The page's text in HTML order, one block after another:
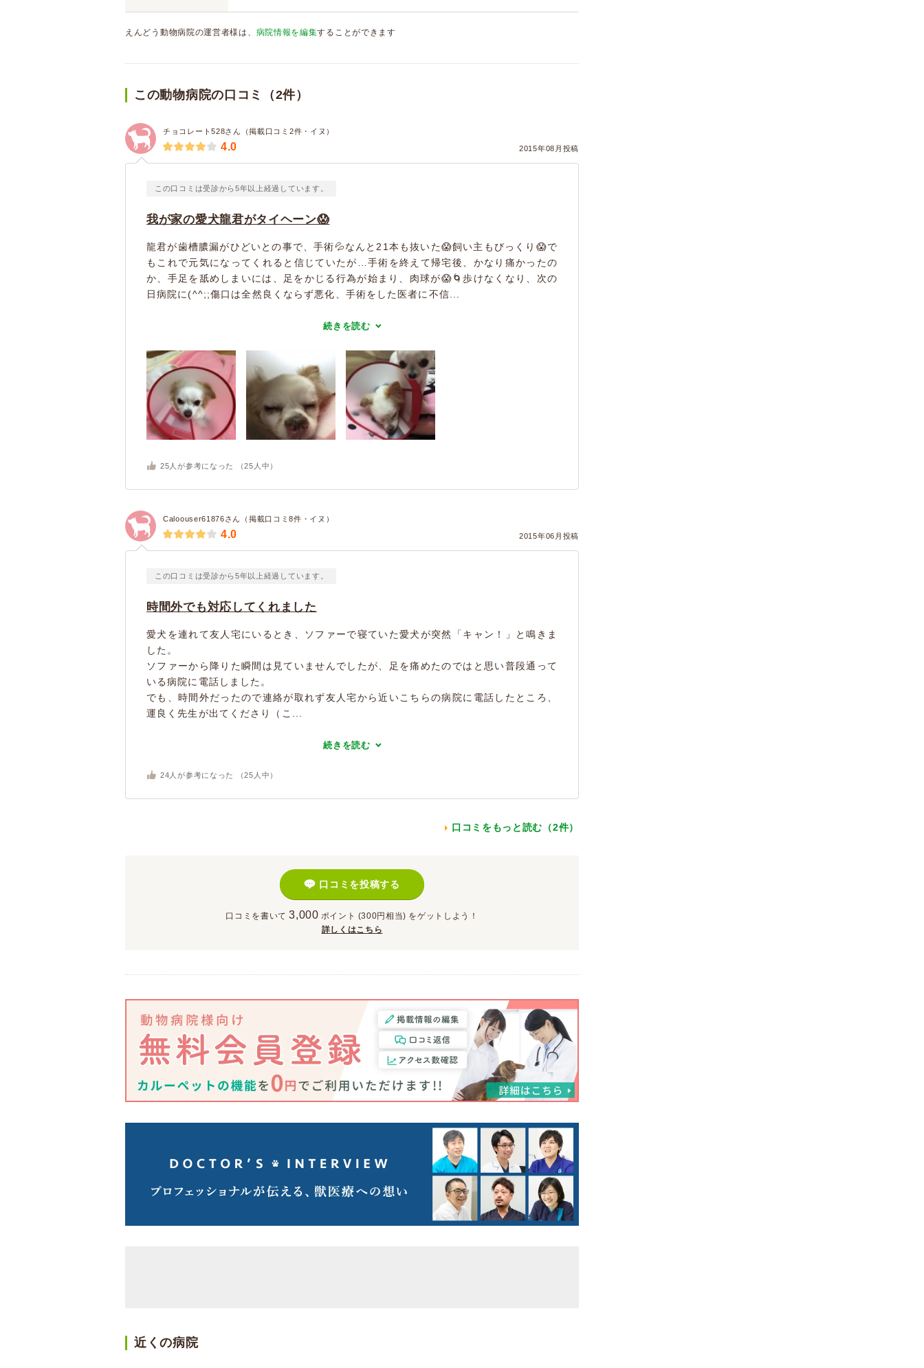
えんどう動物病院の運営者様は、 病院情報を編集することができます
この動物病院の口コミ（2件）
チョコレート528さん（掲載口コミ2件・イヌ）
2015年08月投稿
4.0
この口コミは受診から5年以上経過しています。
我が家の愛犬龍君がタイヘーン😱
龍君が歯槽膿漏がひどいとの事で、手術💦なんと21本も抜いた😱飼い主もびっくり😱で
もこれで元気になってくれると信じていたが…手術を終えて帰宅後、かなり痛かったの
か、手足を舐めしまいには、足をかじる行為が始まり、肉球が😱🌀歩けなくなり、次の
日病院に(^^;;傷口は全然良くならず悪化、手術をした医者に不信...
続きを読む
25 人が参考になった （25 人中）
Caloouser61876さん（掲載口コミ8件・イヌ）
2015年06月投稿
4.0
この口コミは受診から5年以上経過しています。
時間外でも対応してくれました
愛犬を連れて友人宅にいるとき、ソファーで寝ていた愛犬が突然「キャン！」と鳴きま
した。
ソファーから降りた瞬間は見ていませんでしたが、足を痛めたのではと思い普段通って
いる病院に電話しました。
でも、時間外だったので連絡が取れず友人宅から近いこちらの病院に電話したところ、
運良く先生が出てくださり（こ...
続きを読む
24 人が参考になった （25 人中）
口コミをもっと読む（2件）
口コミを投稿する
口コミを書いて 3,000 ポイント (300円相当) をゲットしよう！
詳しくはこちら
近くの病院